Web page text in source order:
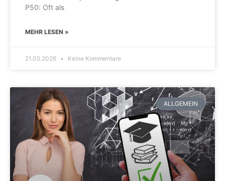
P50: Oft als
MEHR LESEN »
21.05.2026 Keine Kommentare
ALLGEMEIN